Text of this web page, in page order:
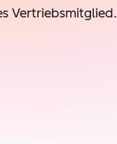
Vertriebsmitglied.